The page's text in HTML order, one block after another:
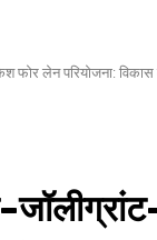
फोर लेन परियोजना: